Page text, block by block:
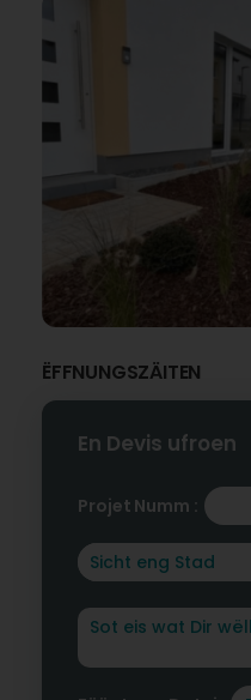
ËFFNUNGSZÄITEN
En Devis ufroen
Projet Numm :